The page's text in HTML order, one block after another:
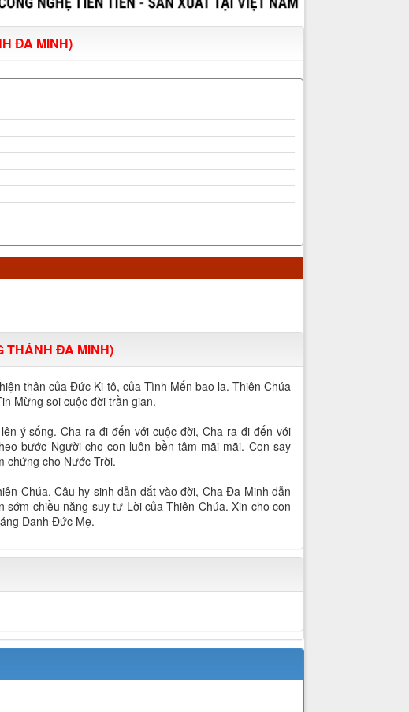
ĐA MINH)
THÁNH ĐA MINH)
thân của Đức Ki-tô, của Tình Mến bao la. Thiên Chúa
Mừng soi cuộc đời trần gian.
ý sống. Cha ra đi đến với cuộc đời, Cha ra đi đến với
bước Người cho con luôn bền tâm mãi mãi. Con say
chứng cho Nước Trời.
Chúa. Câu hy sinh dẫn dắt vào đời, Cha Đa Minh dẫn
chiều năng suy tư Lời của Thiên Chúa. Xin cho con
Danh Đức Mẹ.